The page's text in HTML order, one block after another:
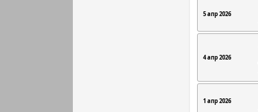
5 апр 2026
4 апр 2026
1 апр 2026